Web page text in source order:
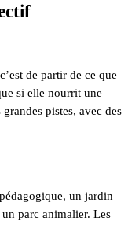
de partir de ce que
si elle nourrit une
pistes, avec des
un jardin
parc animalier. Les